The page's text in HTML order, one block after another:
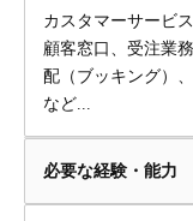
カスタマーサービ
顧客窓口、受注業
配（ブッキング）
など...
必要な経験・能力